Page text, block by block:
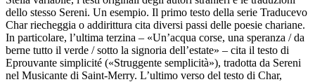
dello stesso Sereni. Un esempio. Il primo testo della serie Traducevo
Char riecheggia o addirittura cita diversi passi delle poesie chariane.
In particolare, l’ultima terzina – «Un’acqua corse, una speranza / da
berne tutto il verde / sotto la signoria dell’estate» – cita il testo di
Eprouvante simplicité («Struggente semplicità»), tradotta da Sereni
nel Musicante di Saint-Merry. L’ultimo verso del testo di Char,